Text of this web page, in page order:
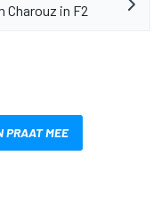
Charouz in F2
PRAAT MEE